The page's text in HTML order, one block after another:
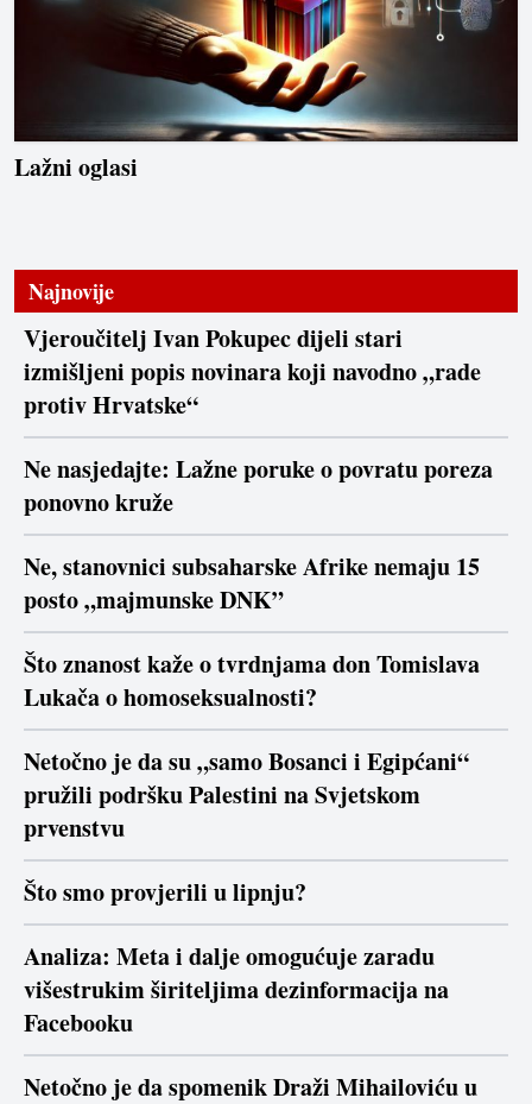
Lažni oglasi
Najnovije
Vjeroučitelj Ivan Pokupec dijeli stari
izmišljeni popis novinara koji navodno „rade
protiv Hrvatske“
Ne nasjedajte: Lažne poruke o povratu poreza
ponovno kruže
Ne, stanovnici subsaharske Afrike nemaju 15
posto „majmunske DNK”
Što znanost kaže o tvrdnjama don Tomislava
Lukača o homoseksualnosti?
Netočno je da su „samo Bosanci i Egipćani“
pružili podršku Palestini na Svjetskom
prvenstvu
Što smo provjerili u lipnju?
Analiza: Meta i dalje omogućuje zaradu
višestrukim širiteljima dezinformacija na
Facebooku
Netočno je da spomenik Draži Mihailoviću u